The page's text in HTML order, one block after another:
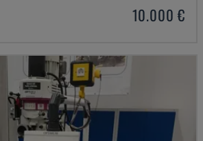
10.000 €